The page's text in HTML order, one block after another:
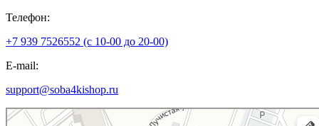
Телефон:
+7 939 7526552 (с 10-00 до 20-00)
E-mail:
support@soba4kishop.ru